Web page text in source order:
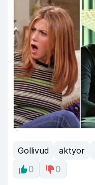
Gollivud aktyor
0
0